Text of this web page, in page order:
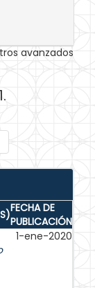
avanzados
FECHA DE
PUBLICACIÓN
1-ene-2020